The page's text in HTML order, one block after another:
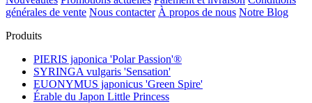
générales de vente Nous contacter À propos de nous Notre Blog
Produits
PIERIS japonica 'Polar Passion'®
SYRINGA vulgaris 'Sensation'
EUONYMUS japonicus 'Green Spire'
Érable du Japon Little Princess